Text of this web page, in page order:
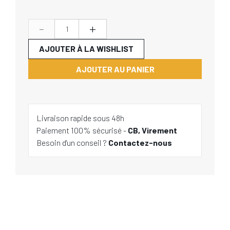
- +
AJOUTER AU PANIER
AJOUTER À LA WISHLIST
Livraison rapide sous 48h
Paiement 100% sécurisé - CB, Virement
Besoin d'un conseil ? Contactez-nous